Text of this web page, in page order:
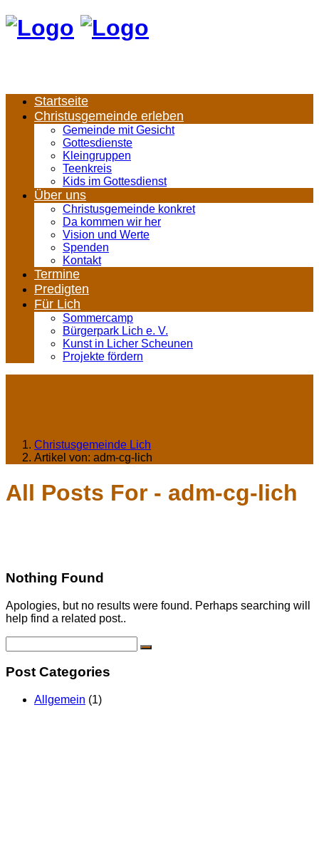
Startseite
Christusgemeinde erleben
Gemeinde mit Gesicht
Gottesdienste
Kleingruppen
Teenkreis
Kids im Gottesdienst
Über uns
Christusgemeinde konkret
Da kommen wir her
Vision und Werte
Spenden
Kontakt
Termine
Predigten
Für Lich
Sommercamp
Bürgerpark Lich e. V.
Kunst in Licher Scheunen
Projekte fördern
Christusgemeinde Lich
Artikel von: adm-cg-lich
All Posts For - adm-cg-lich
Nothing Found
Apologies, but no results were found. Perhaps searching will
help find a related post..
Post Categories
Allgemein (1)